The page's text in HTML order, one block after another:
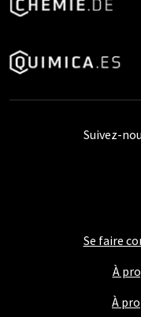
Se faire
À
À
Suivez-